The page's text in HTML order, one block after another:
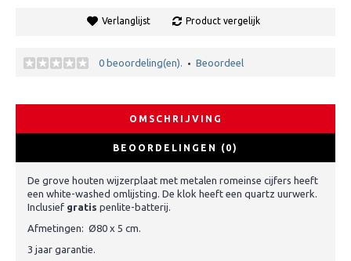
Verlanglijst Product vergelijk
0 beoordeling(en). • Beoordeel
OMSCHRIJVING
BEOORDELINGEN (0)
De grove houten wijzerplaat met metalen romeinse cijfers heeft
een white-washed omlijsting. De klok heeft een quartz uurwerk.
Inclusief gratis penlite-batterij.
Afmetingen: Ø80 x 5 cm.
3 jaar garantie.